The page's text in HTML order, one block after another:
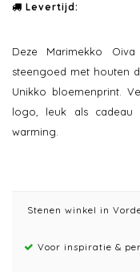
Levertijd:
Deze Marimekko
steengoed met houten
Unikko bloemenprint.
logo, leuk als cadeau
warming.
Stenen winkel in
Voor inspiratie &